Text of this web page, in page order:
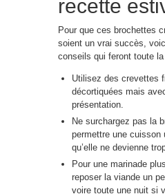
recette
Pour que ces brochettes
soient un vrai succès,
conseils qui feront toute
Utilisez des crevettes
décortiquées mais
présentation.
Ne surchargez pas la
permettre une cuisson
qu’elle ne devienne
Pour une marinade
reposer la viande un
voire toute une nuit si